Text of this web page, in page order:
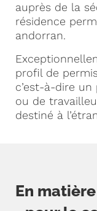
auprès de la
résidence
andorran.
profil de
c’est-à-dire
ou de
destiné à
En